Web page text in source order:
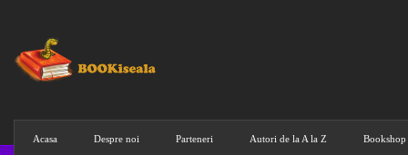
Acasa Despre noi Parteneri Autori de la A la Z Bookshop